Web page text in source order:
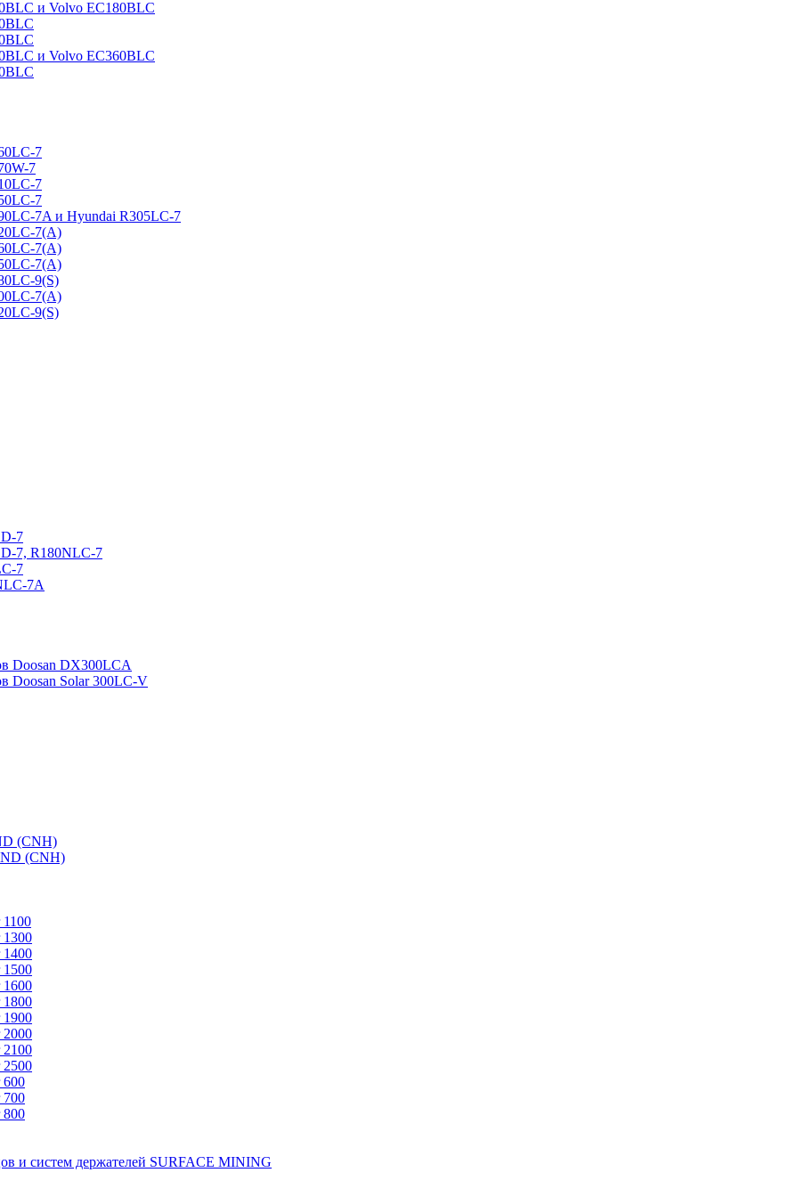
и Volvo EC180BLC
и Volvo EC360BLC
7
7
7
7
7A и Hyundai R305LC-7
7(A)
7(A)
7(A)
9(S)
7(A)
9(S)
7
7, R180NLC-7
7
7A
Doosan DX300LCA
Doosan Solar 300LC-V
(CNH)
(CNH)
1100
1300
1400
1500
1600
1800
1900
2000
2100
2500
600
700
800
и систем держателей SURFACE MINING